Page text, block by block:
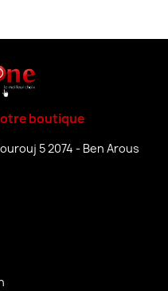
boutique
5 2074 - Ben Arous